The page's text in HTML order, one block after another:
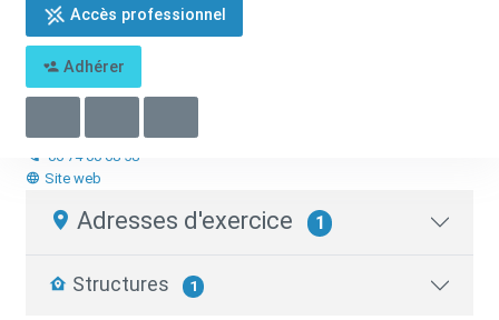
Accès professionnel
Adhérer
Retour
Camille DEAL
Infirmier.e Puéricultrice
06 74 00 68 58
Site web
Adresses d'exercice 1
Structures 1